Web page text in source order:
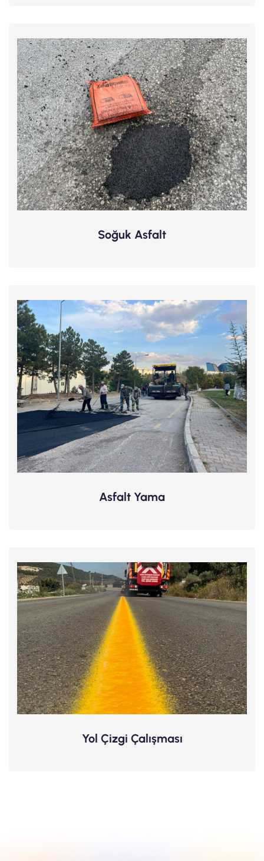
Soğuk Asfalt
Asfalt Yama
Yol Çizgi Çalışması